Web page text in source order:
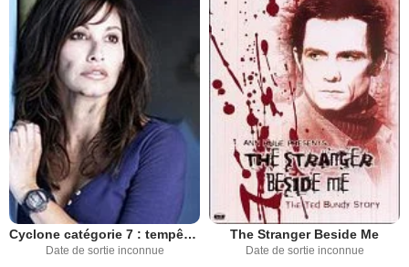
Cyclone catégorie 7 : tempête mondiale
Date de sortie inconnue
The Stranger Beside Me
Date de sortie inconnue